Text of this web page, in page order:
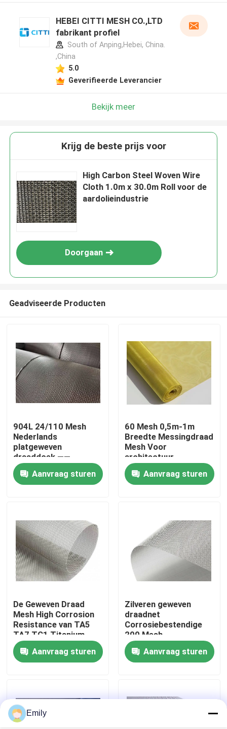
Huis
Producten
Fabriekstocht
Kwaliteitscontrole
Nieuws
Gevallen
Het geperforeerde Netwerk van de Metaaldraad
HEBEI CITTI MESH CO.,LTD
fabrikant profiel
South of Anping,Hebei, China.
,China
5.0
Geverifieerde Leverancier
Bekijk meer
Krijg de beste prijs voor
High Carbon Steel Woven Wire
Cloth 1.0m x 30.0m Roll voor de
aardolieindustrie
Doorgaan
Geadviseerde Producten
904L 24/110 Mesh
Nederlands
platgeweven
draaddoek ——
Precisie
corrosiebestendig
Aanvraag sturen
60 Mesh 0,5m-1m
Breedte Messingdraad
Mesh Voor
architectuur,
industrie, chemische
gebiedenAanvraag sturen
De Geweven Draad
Mesh High Corrosion
Resistance van TA5
TA7 TC1 Titanium
Aanvraag sturen
Zilveren geweven
draadnet
Corrosiebestendige
200 Mesh
Aanvraag sturen
Emily